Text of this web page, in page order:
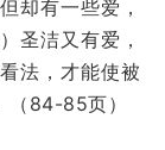
却有一些爱，
圣洁又有爱，
法，才能使被
（84-85页）